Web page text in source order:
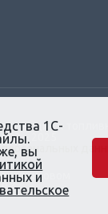
к
– 2025
1С-
вы
и